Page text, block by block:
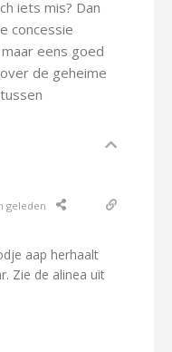
iets mis? Dan
concessie
eens goed
de geheime
geleden
aap herhaalt
Zie de alinea uit